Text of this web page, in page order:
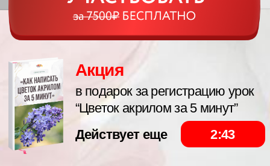
Ваш педагог:
художник универсал
топ-педагог школы
рисования “Арт-матита”,
где рисуют более 1 млн
человек.